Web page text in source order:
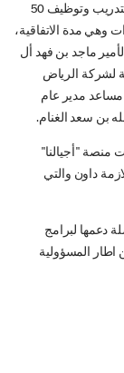
مع الإدارة العامة للتعليم بمنطقة الرياض مذكرة تفاهم لتدريب وتوظيف 50
مدة الاتفاقية،
ماجد بن فهد أل
لشركة الرياض
مساعد مدير عام
بن سعد الغنام.
منصة "أجيالنا"
داون والتي
دعمها لبرامج
اطار المسؤولية